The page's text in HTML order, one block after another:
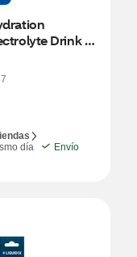
Drink
Variety
día
Envío